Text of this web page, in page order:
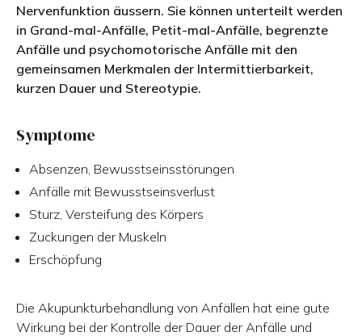
Nervenfunktion äussern. Sie können unterteilt werden
in Grand-mal-Anfälle, Petit-mal-Anfälle, begrenzte
Anfälle und psychomotorische Anfälle mit den
gemeinsamen Merkmalen der Intermittierbarkeit,
kurzen Dauer und Stereotypie.
Symptome
Absenzen, Bewusstseinsstörungen
Anfälle mit Bewusstseinsverlust
Sturz, Versteifung des Körpers
Zuckungen der Muskeln
Erschöpfung
Die Akupunkturbehandlung von Anfällen hat eine gute
Wirkung bei der Kontrolle der Dauer der Anfälle und